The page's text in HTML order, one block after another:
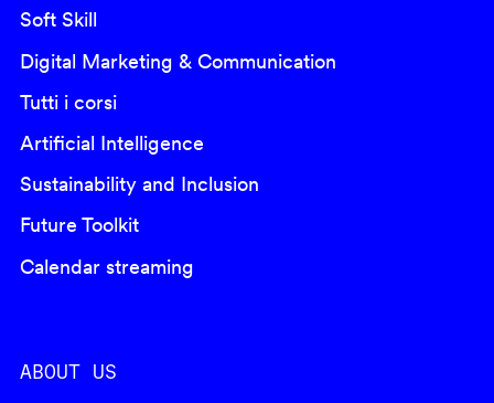
Soft Skill
Digital Marketing & Communication
Tutti i corsi
Artificial Intelligence
Sustainability and Inclusion
Future Toolkit
Calendar streaming
ABOUT US